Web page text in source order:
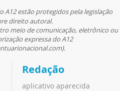
A12 estão protegidos pela legislação
direito autoral.
meio de comunicação, eletrônico ou
expressa do A12
Redação
aplicativo aparecida